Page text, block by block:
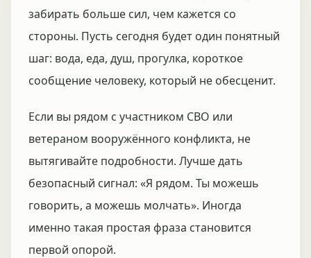
забирать больше сил, чем кажется со
стороны. Пусть сегодня будет один понятный
шаг: вода, еда, душ, прогулка, короткое
сообщение человеку, который не обесценит.
Если вы рядом с участником СВО или
ветераном вооружённого конфликта, не
вытягивайте подробности. Лучше дать
безопасный сигнал: «Я рядом. Ты можешь
говорить, а можешь молчать». Иногда
именно такая простая фраза становится
первой опорой.